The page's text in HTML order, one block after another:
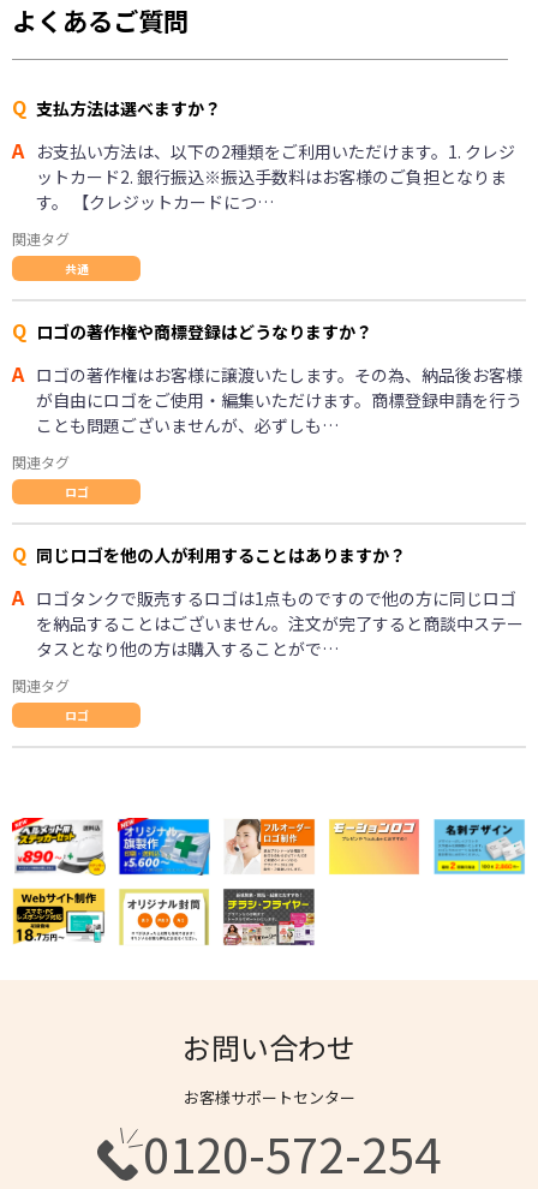
よくあるご質問
Q 支払方法は選べますか？
A お支払い方法は、以下の2種類をご利用いただけます。1. クレジ
ットカード2. 銀行振込※振込手数料はお客様のご負担となりま
す。 【クレジットカードにつ…
関連タグ
共通
Q ロゴの著作権や商標登録はどうなりますか？
A ロゴの著作権はお客様に譲渡いたします。その為、納品後お客様
が自由にロゴをご使用・編集いただけます。商標登録申請を行う
ことも問題ございませんが、必ずしも…
関連タグ
ロゴ
Q 同じロゴを他の人が利用することはありますか？
A ロゴタンクで販売するロゴは1点ものですので他の方に同じロゴ
を納品することはございません。注文が完了すると商談中ステー
タスとなり他の方は購入することがで…
関連タグ
ロゴ
お問い合わせ
お客様サポートセンター
0120-572-254